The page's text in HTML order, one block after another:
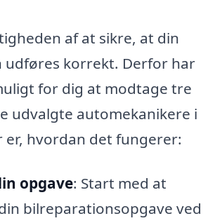
af at sikre, at din
udføres korrekt. Derfor har
for dig at modtage tre
udvalgte automekanikere i
er, hvordan det fungerer:
opgave: Start med at
bilreparationsopgave ved